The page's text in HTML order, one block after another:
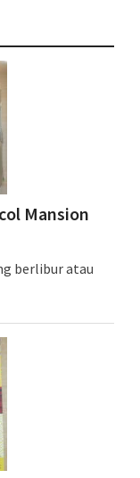
Mansion
berlibur atau